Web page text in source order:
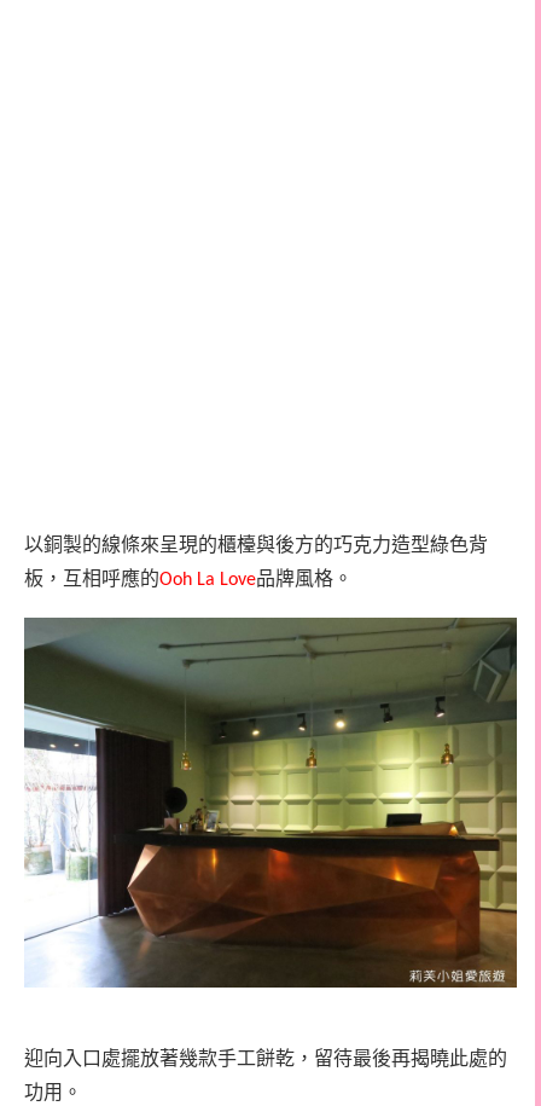
以銅製的線條來呈現的櫃檯與後方的巧克力造型綠色背
板，互相呼應的Ooh La Love品牌風格。
迎向入口處擺放著幾款手工餅乾，留待最後再揭曉此處的
功用。